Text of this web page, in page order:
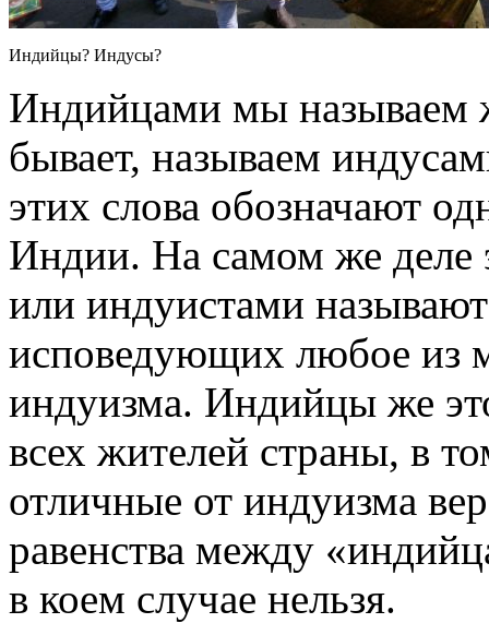
Индийцы? Индусы?
Индийцами мы
бывает, называем
этих слова обозначают
Индии. На самом же деле
или индуистами
исповедующих любое из
индуизма. Индийцы же
всех жителей страны, в
отличные от индуизма
равенства между
в коем случае нельзя.